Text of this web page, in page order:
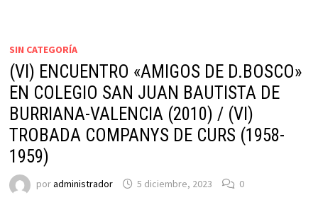
SIN CATEGORÍA
(VI) ENCUENTRO «AMIGOS DE D.BOSCO»
EN COLEGIO SAN JUAN BAUTISTA DE
BURRIANA-VALENCIA (2010) / (VI)
TROBADA COMPANYS DE CURS (1958-
1959)
poradministrador 5 diciembre, 2023 0